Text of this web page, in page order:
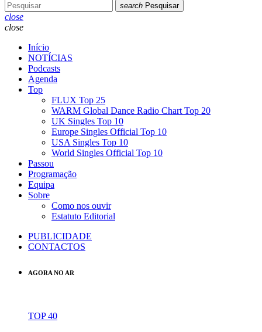
search Pesquisar
close
close
Início
NOTÍCIAS
Podcasts
Agenda
Top
FLUX Top 25
WARM Global Dance Radio Chart Top 20
UK Singles Top 10
Europe Singles Official Top 10
USA Singles Top 10
World Singles Official Top 10
Passou
Programação
Equipa
Sobre
Como nos ouvir
Estatuto Editorial
PUBLICIDADE
CONTACTOS
AGORA NO AR
TOP 40